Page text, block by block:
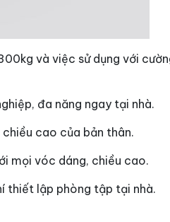
và việc sử dụng với
đa năng ngay tại nhà.
cao của bản thân.
mọi vóc dáng, chiều cao.
thiết lập phòng tập tại nhà.